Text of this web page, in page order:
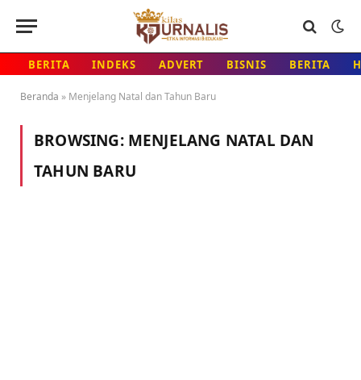
BERITA INDEKS ADVERT BISNIS BERITA
Beranda » Menjelang Natal dan Tahun Baru
BROWSING: MENJELANG NATAL DAN
TAHUN BARU